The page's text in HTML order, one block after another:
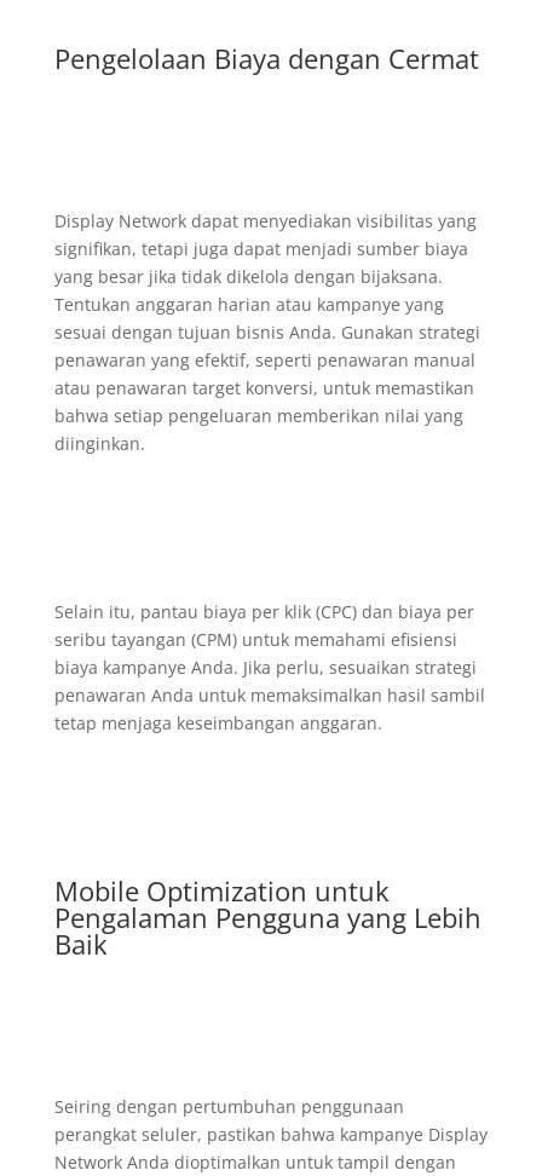
Pengelolaan Biaya dengan Cermat
Display Network dapat menyediakan visibilitas yang
signifikan, tetapi juga dapat menjadi sumber biaya
yang besar jika tidak dikelola dengan bijaksana.
Tentukan anggaran harian atau kampanye yang
sesuai dengan tujuan bisnis Anda. Gunakan strategi
penawaran yang efektif, seperti penawaran manual
atau penawaran target konversi, untuk memastikan
bahwa setiap pengeluaran memberikan nilai yang
diinginkan.
Selain itu, pantau biaya per klik (CPC) dan biaya per
seribu tayangan (CPM) untuk memahami efisiensi
biaya kampanye Anda. Jika perlu, sesuaikan strategi
penawaran Anda untuk memaksimalkan hasil sambil
tetap menjaga keseimbangan anggaran.
Mobile Optimization untuk
Pengalaman Pengguna yang Lebih
Baik
Seiring dengan pertumbuhan penggunaan
perangkat seluler, pastikan bahwa kampanye Display
Network Anda dioptimalkan untuk tampil dengan